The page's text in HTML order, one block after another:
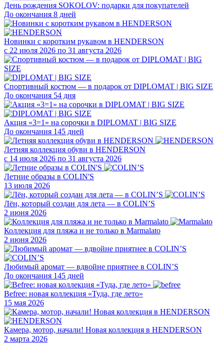
День рождения SOKOLOV: подарки для покупателей
До окончания 8 дней
Новинки с коротким рукавом в HENDERSON
с 22 июля 2026 по 31 августа 2026
Спортивный костюм — в подарок от DIPLOMAT | BIG SIZE
До окончания 54 дня
Акция «3=1» на сорочки в DIPLOMAT | BIG SIZE
До окончания 145 дней
Летняя коллекция обуви в HENDERSON
с 14 июля 2026 по 31 августа 2026
Летние образы в COLIN'S
13 июля 2026
Лён, который создан для лета — в COLIN’S
2 июня 2026
Коллекция для пляжа и не только в Marmalato
2 июня 2026
Любимый аромат — вдвойне приятнее в COLIN’S
До окончания 145 дней
Befree: новая коллекция «Туда, где лето»
15 мая 2026
Камера, мотор, начали! Новая коллекция в HENDERSON
2 марта 2026